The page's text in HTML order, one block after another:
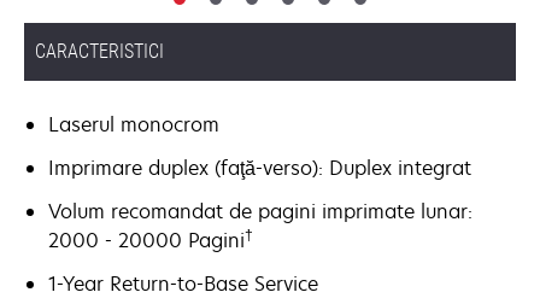
CARACTERISTICI
Laserul monocrom
Imprimare duplex (faţă-verso): Duplex integrat
Volum recomandat de pagini imprimate lunar:
2000 - 20000 Pagini†
1-Year Return-to-Base Service